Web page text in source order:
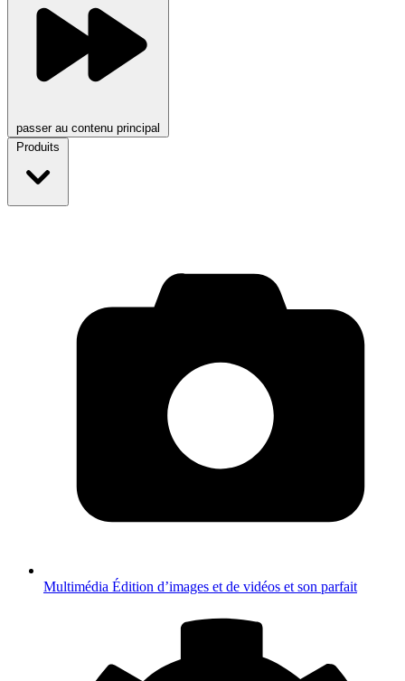
passer au contenu principal
Produits
Multimédia Édition d’images et de vidéos et son parfait